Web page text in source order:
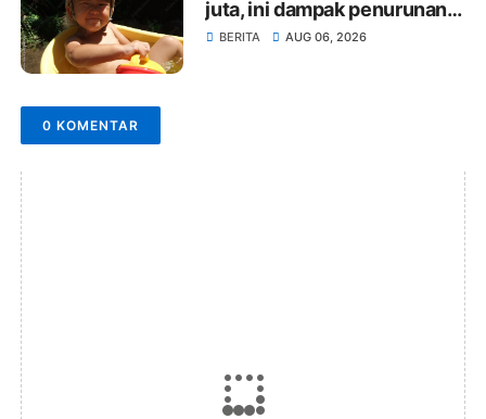
juta, ini dampak penurunan
anggaran Paskibraka
BERITA AUG 06, 2026
0 KOMENTAR